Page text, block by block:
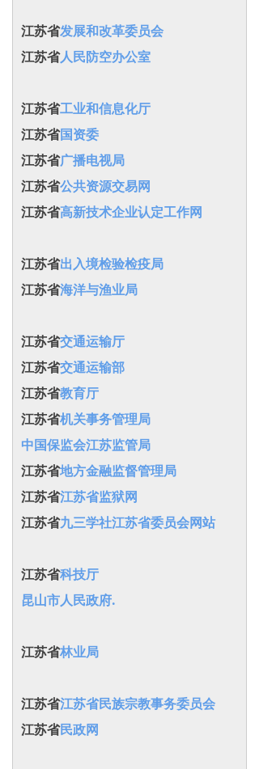
江苏省发展和改革委员会
江苏省人民防空办公室
江苏省工业和信息化厅
江苏省国资委
江苏省广播电视局
江苏省公共资源交易网
江苏省高新技术企业认定工作网
江苏省出入境检验检疫局
江苏省海洋与渔业局
江苏省交通运输厅
江苏省交通运输部
江苏省教育厅
江苏省机关事务管理局
中国保监会江苏监管局
江苏省地方金融监督管理局
江苏省江苏省监狱网
江苏省九三学社江苏省委员会网站
江苏省科技厅
昆山市人民政府.
江苏省林业局
江苏省江苏省民族宗教事务委员会
江苏省民政网